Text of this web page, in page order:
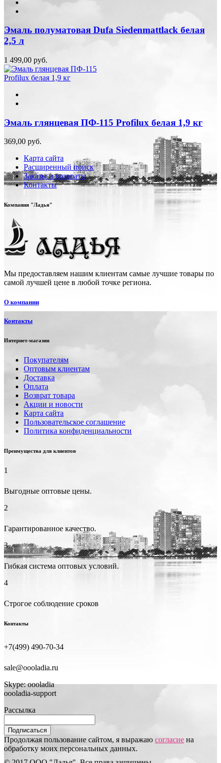
Эмаль полуматовая Dufa Siedenmattlack белая
2,5 л
1 499,00 руб.
Эмаль глянцевая ПФ-115 Profilux белая 1,9 кг
369,00 руб.
Карта сайта
Расширенный поиск
Заказы и возвраты
Контакты
Компания "Ладья"
Мы предоставляем нашим клиентам самые лучшие товары по
самой лучшей цене в любой точке региона.
О компании
Контакты
Интернет-магазин
Покупателям
Оптовым клиентам
Доставка
Оплата
Возврат товара
Акции и новости
Карта сайта
Пользовательское соглашение
Политика конфиденциальности
Преимущества для клиентов
1
Выгодные оптовые цены.
2
Гарантированное качество.
3
Гибкая система оптовых условий.
4
Строгое соблюдение сроков
Контакты
+7(499) 490-70-34
sale@oooladia.ru
Skype: oooladia
oooladia-support
Рассылка
Подписаться
Продолжая пользование сайтом, я выражаю согласие на
обработку моих персональных данных.